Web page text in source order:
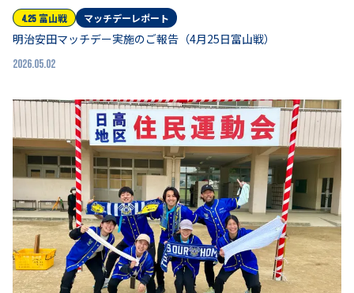
4.25 富山戦 マッチデーレポート
明治安田マッチデー実施のご報告（4月25日富山戦）
2026.05.02